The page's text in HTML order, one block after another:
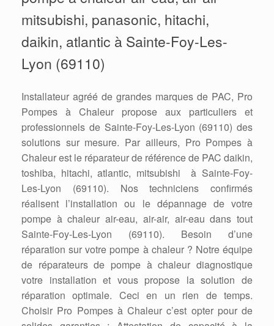
mitsubishi, panasonic, hitachi,
daikin, atlantic à Sainte-Foy-Les-
Lyon (69110)
Installateur agréé de grandes marques de PAC, Pro
Pompes à Chaleur propose aux particuliers et
professionnels de Sainte-Foy-Les-Lyon (69110) des
solutions sur mesure. Par ailleurs, Pro Pompes à
Chaleur est le réparateur de référence de PAC daikin,
toshiba, hitachi, atlantic, mitsubishi à Sainte-Foy-
Les-Lyon (69110). Nos techniciens confirmés
réalisent l’installation ou le dépannage de votre
pompe à chaleur air-eau, air-air, air-eau dans tout
Sainte-Foy-Les-Lyon (69110). Besoin d’une
réparation sur votre pompe à chaleur ? Notre équipe
de réparateurs de pompe à chaleur diagnostique
votre installation et vous propose la solution de
réparation optimale. Ceci en un rien de temps.
Choisir Pro Pompes à Chaleur c’est opter pour de